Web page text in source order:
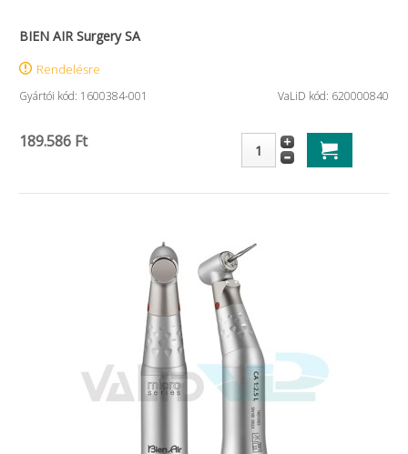
BIEN AIR Surgery SA
Rendelésre
Gyártói kód: 1600384-001 VaLiD kód: 620000840
189.586 Ft